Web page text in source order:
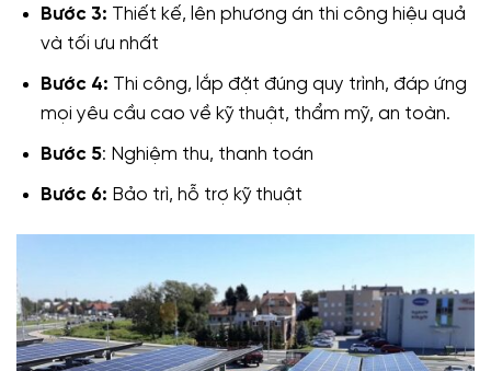
Bước 3: Thiết kế, lên phương án thi công hiệu quả
và tối ưu nhất
Bước 4: Thi công, lắp đặt đúng quy trình, đáp ứng
mọi yêu cầu cao về kỹ thuật, thẩm mỹ, an toàn.
Bước 5: Nghiệm thu, thanh toán
Bước 6: Bảo trì, hỗ trợ kỹ thuật